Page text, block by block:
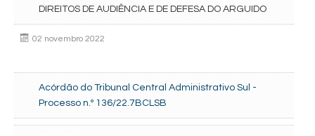
DIREITOS DE AUDIÊNCIA E DE DEFESA DO ARGUIDO
02 novembro 2022
Acórdão do Tribunal Central Administrativo Sul -
Processo n.º 136/22.7BCLSB